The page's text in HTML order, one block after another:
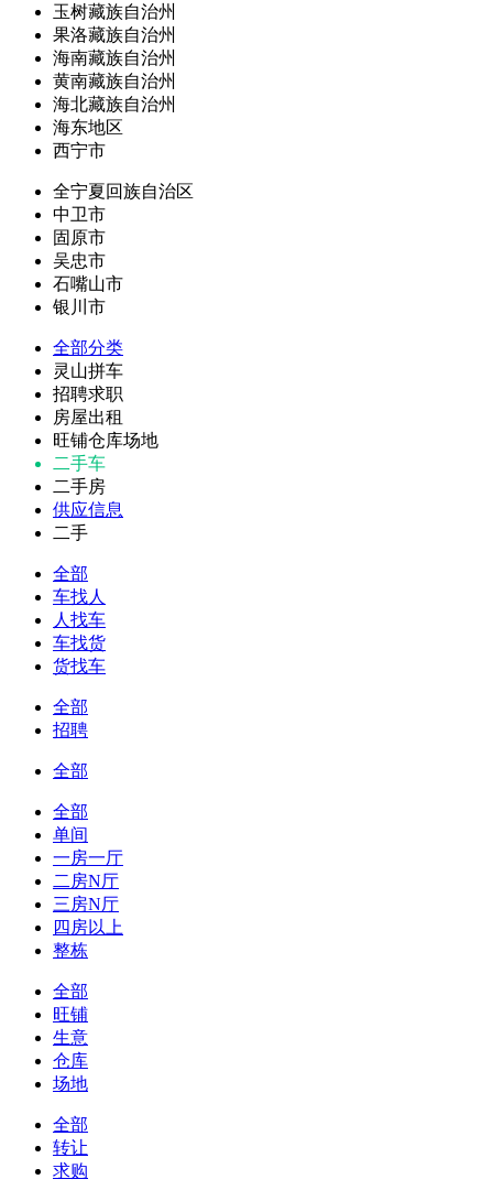
玉树藏族自治州
果洛藏族自治州
海南藏族自治州
黄南藏族自治州
海北藏族自治州
海东地区
西宁市
全宁夏回族自治区
中卫市
固原市
吴忠市
石嘴山市
银川市
全部分类
灵山拼车
招聘求职
房屋出租
旺铺仓库场地
二手车
二手房
供应信息
二手
全部
车找人
人找车
车找货
货找车
全部
招聘
全部
全部
单间
一房一厅
二房N厅
三房N厅
四房以上
整栋
全部
旺铺
生意
仓库
场地
全部
转让
求购